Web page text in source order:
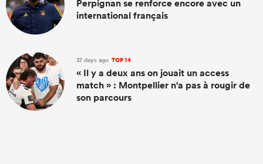
Perpignan se renforce encore avec un
international français
37 days ago TOP 14
« Il y a deux ans on jouait un access
match » : Montpellier n'a pas à rougir de
son parcours